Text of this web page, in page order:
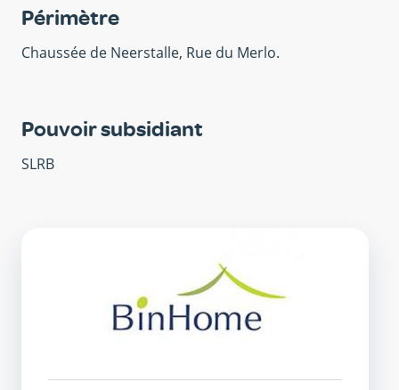
Périmètre
Chaussée de Neerstalle, Rue du Merlo.
Pouvoir subsidiant
SLRB